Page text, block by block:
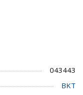
043443
BKT